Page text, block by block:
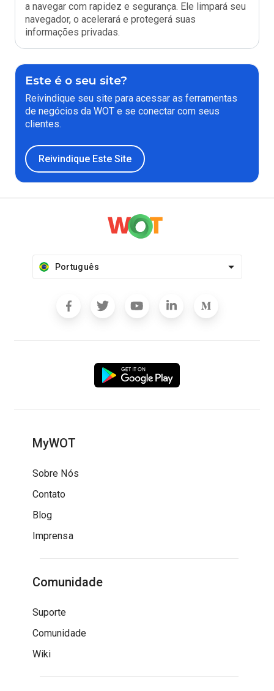
a navegar com rapidez e segurança. Ele limpará seu
navegador, o acelerará e protegerá suas
informações privadas.
Este é o seu site?
Reivindique seu site para acessar as ferramentas
de negócios da WOT e se conectar com seus
clientes.
Reivindique Este Site
Português
MyWOT
Sobre Nós
Contato
Blog
Imprensa
Comunidade
Suporte
Comunidade
Wiki